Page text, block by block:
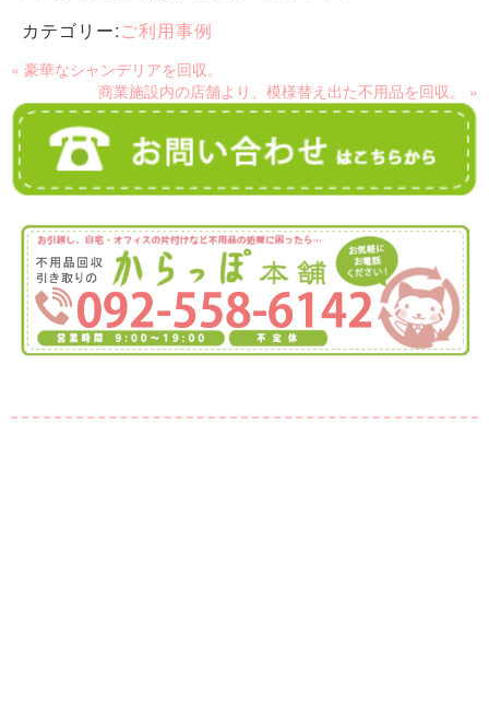
カテゴリー:ご利用事例
« 豪華なシャンデリアを回収。
商業施設内の店舗より、模様替え出た不用品を回収。 »